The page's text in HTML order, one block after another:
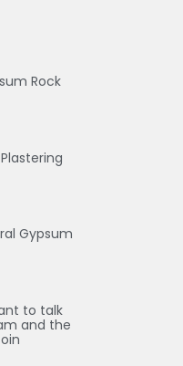
Rock
Gypsum
to talk
and the